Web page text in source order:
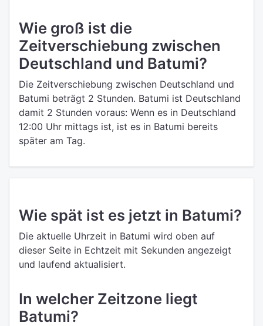
Wie groß ist die
Zeitverschiebung zwischen
Deutschland und Batumi?
Die Zeitverschiebung zwischen Deutschland und
Batumi beträgt 2 Stunden. Batumi ist Deutschland
damit 2 Stunden voraus: Wenn es in Deutschland
12:00 Uhr mittags ist, ist es in Batumi bereits
später am Tag.
Wie spät ist es jetzt in Batumi?
Die aktuelle Uhrzeit in Batumi wird oben auf
dieser Seite in Echtzeit mit Sekunden angezeigt
und laufend aktualisiert.
In welcher Zeitzone liegt
Batumi?